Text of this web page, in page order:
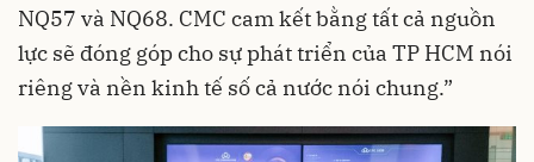
NQ57 và NQ68. CMC cam kết bằng tất cả nguồn
lực sẽ đóng góp cho sự phát triển của TP HCM nói
riêng và nền kinh tế số cả nước nói chung.”